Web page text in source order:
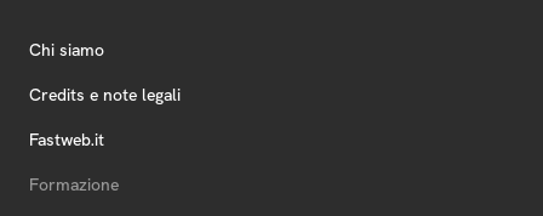
Chi siamo
Credits e note legali
Fastweb.it
Formazione